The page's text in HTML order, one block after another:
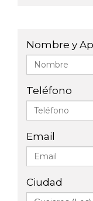
Nombre y
Teléfono
Email
Ciudad